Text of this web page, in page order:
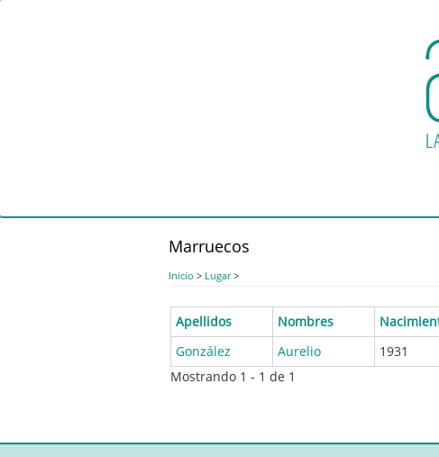
Marruecos
Inicio > Lugar>
Apellidos Nombres
González
Aurelio 1931
Mostrando 1 - 1 de 1